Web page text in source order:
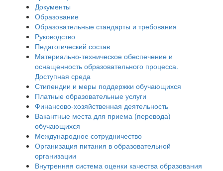
Документы
Образование
Образовательные стандарты и требования
Руководство
Педагогический состав
Материально-техническое обеспечение и
оснащенность образовательного процесса.
Доступная среда
Стипендии и меры поддержки обучающихся
Платные образовательные услуги
Финансово-хозяйственная деятельность
Вакантные места для приема (перевода)
обучающихся
Международное сотрудничество
Организация питания в образовательной
организации
Внутренняя система оценки качества образования